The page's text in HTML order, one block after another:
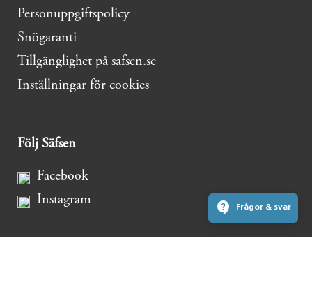
Personuppgiftspolicy
Snögaranti
Tillgänglighet på safsen.se
Inställningar för cookies
Följ Säfsen
Facebook
Instagram
Frågor & svar